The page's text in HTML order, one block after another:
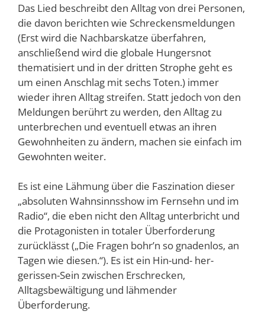
Das Lied beschreibt den Alltag von drei Personen,
die davon berichten wie Schreckensmeldungen
(Erst wird die Nachbarskatze überfahren,
anschließend wird die globale Hungersnot
thematisiert und in der dritten Strophe geht es
um einen Anschlag mit sechs Toten.) immer
wieder ihren Alltag streifen. Statt jedoch von den
Meldungen berührt zu werden, den Alltag zu
unterbrechen und eventuell etwas an ihren
Gewohnheiten zu ändern, machen sie einfach im
Gewohnten weiter.
Es ist eine Lähmung über die Faszination dieser
„absoluten Wahnsinnsshow im Fernsehn und im
Radio“, die eben nicht den Alltag unterbricht und
die Protagonisten in totaler Überforderung
zurücklässt („Die Fragen bohr’n so gnadenlos, an
Tagen wie diesen.“). Es ist ein Hin-und- her-
gerissen-Sein zwischen Erschrecken,
Alltagsbewältigung und lähmender
Überforderung.